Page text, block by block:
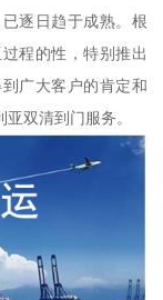
逐日趋于成熟。根
程的性，特别推出
广大客户的肯定和
双清到门服务。